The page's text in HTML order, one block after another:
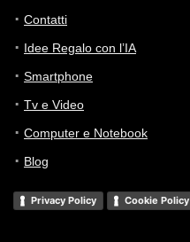
Contatti
Idee Regalo con l’IA
Smartphone
Tv e Video
Computer e Notebook
Blog
Privacy Policy Cookie Policy